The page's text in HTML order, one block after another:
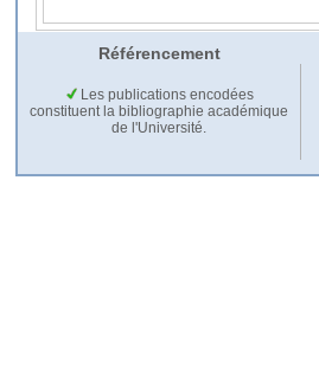
Référencement
Les publications encodées
constituent la bibliographie académique
de l'Université.